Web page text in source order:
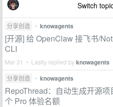
Switch
分享创造 • knowagents
[开源] 给 OpenClaw 接飞书/
CLI
Mar 31 • Lastly replied byknowagents
分享创造 • knowagents
RepoThread：自动生成开源
个 Pro 体验名额